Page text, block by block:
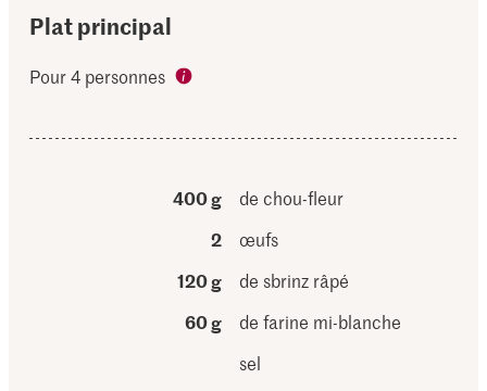
Plat principal
Pour 4 personnes
400 g
de chou-fleur
2
œufs
120 g
de sbrinz râpé
60 g
de farine mi-blanche
sel